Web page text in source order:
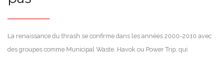
La renaissance du thrash se confirme dans les années 2000-2010 avec
des groupes comme Municipal Waste, Havok ou Power Trip, qui